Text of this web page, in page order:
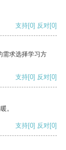
支持[0] 反对[0]
需求选择学习方
支持[0] 反对[0]
。
支持[0] 反对[0]